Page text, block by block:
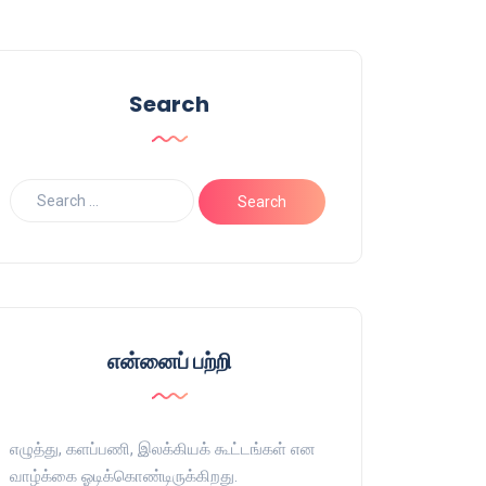
Search
என்னைப் பற்றி
எழுத்து, களப்பணி, இலக்கியக் கூட்டங்கள் என
வாழ்க்கை ஓடிக்கொண்டிருக்கிறது.